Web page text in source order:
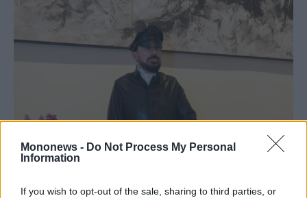
Mononews - Do Not Process My Personal
Information
If you wish to opt-out of the sale, sharing to third parties, or